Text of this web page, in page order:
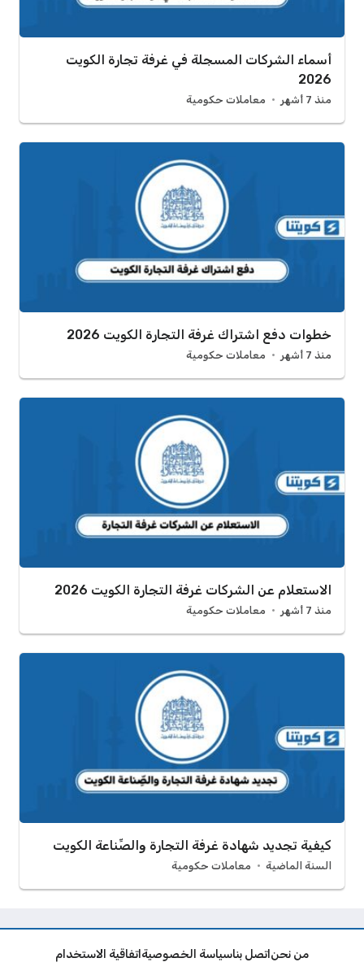
أسماء الشركات المسجلة في غرفة تجارة الكويت
2026
منذ 7 أشهر معاملات حكومية
خطوات دفع اشتراك غرفة التجارة الكويت 2026
منذ 7 أشهر معاملات حكومية
الاستعلام عن الشركات غرفة التجارة الكويت 2026
منذ 7 أشهر معاملات حكومية
كيفية تجديد شهادة غرفة التجارة والصِّناعة الكويت
السنة الماضية معاملات حكومية
من نحن اتصل بناسياسة الخصوصية اتفاقية الاستخدام